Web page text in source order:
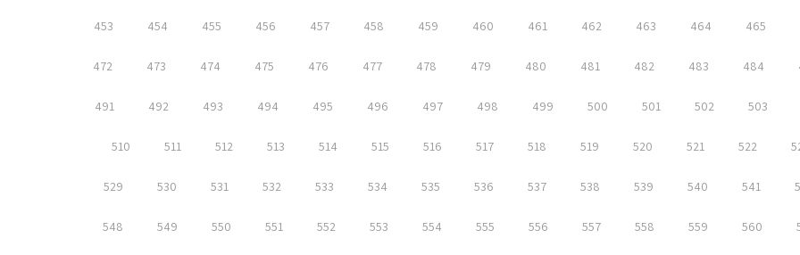
453 454 455 456 457 458 459 460 461 462 463 464 465
472 473 474 475 476 477 478 479 480 481 482 483 484
491 492 493 494 495 496 497 498 499 500 501 502 503
510 511 512 513 514 515 516 517 518 519 520 521 522
529 530 531 532 533 534 535 536 537 538 539 540 541
548 549 550 551 552 553 554 555 556 557 558 559 560